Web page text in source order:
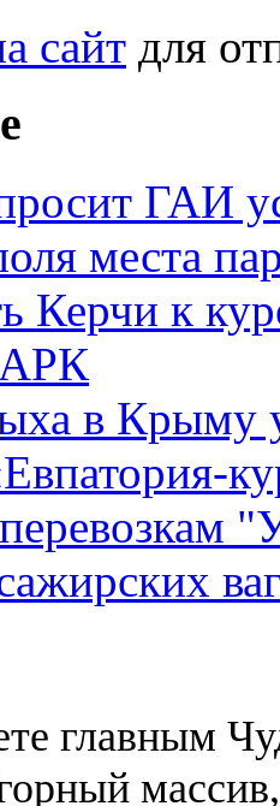
сайт для
ГАИ
места
Керчи к
АРК
в Крыму
главным